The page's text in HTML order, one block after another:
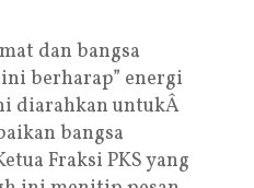
dan bangsa
berharap” energi
diarahkan untukÂ
bangsa
Fraksi PKS yang